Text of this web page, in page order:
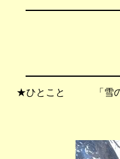
★ひとこと 「雪のつ